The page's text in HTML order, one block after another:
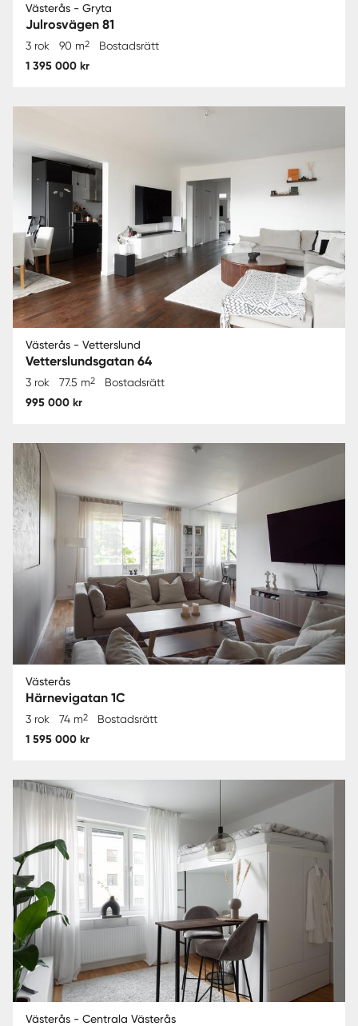
Västerås - Gryta
Julrosvägen 81
3 rok 90 m2 Bostadsrätt
1 395 000 kr
Västerås - Vetterslund
Vetterslundsgatan 64
3 rok 77.5 m2 Bostadsrätt
995 000 kr
Västerås
Härnevigatan 1C
3 rok 74 m2 Bostadsrätt
1 595 000 kr
Västerås - Centrala Västerås